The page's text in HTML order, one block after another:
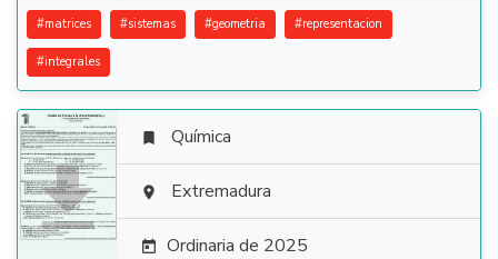
#matrices #sistemas #geometria #representacion
#integrales

 Química
 Extremadura
 Ordinaria de 2025